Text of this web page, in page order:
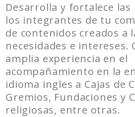
Desarrolla y fortalece las
los integrantes de tu
de contenidos creados a
necesidades e intereses.
amplia experiencia en el
acompañamiento en la
idioma ingles a Cajas de
Gremios, Fundaciones y
religiosas, entre otras.